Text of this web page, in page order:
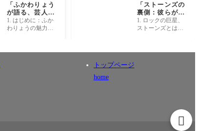
「ふかわりょう
が語る、芸人と
しての成功と挫
折の意外な真実
1. はじめに：ふか
わりょうの魅力と
独特なキャラクタ
「ストーンズの
裏側：彼らが語
らなかった50年
の秘密とは？」
1. ロックの巨星、
ストーンズとは？
2年に誕生したイギ
トップページ
home
